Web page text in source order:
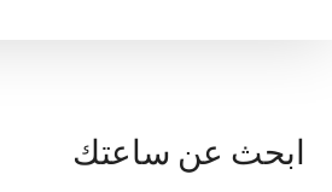
ابحث عن ساعتك